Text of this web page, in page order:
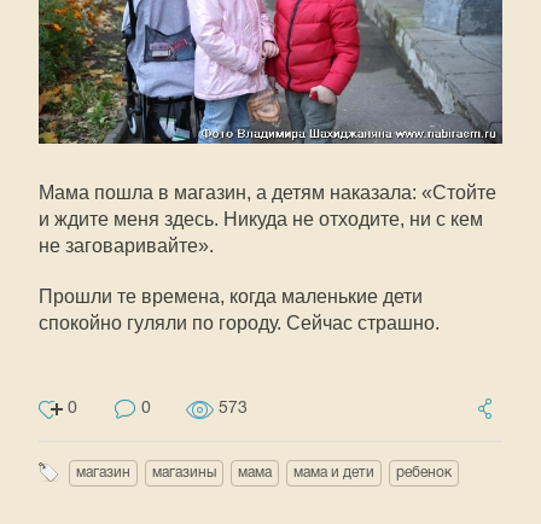
Мама пошла в магазин, а детям наказала: «Стойте
и ждите меня здесь. Никуда не отходите, ни с кем
не заговаривайте».
Прошли те времена, когда маленькие дети
спокойно гуляли по городу. Сейчас страшно.
0 0 573
магазин магазины мама мама и дети ребенок